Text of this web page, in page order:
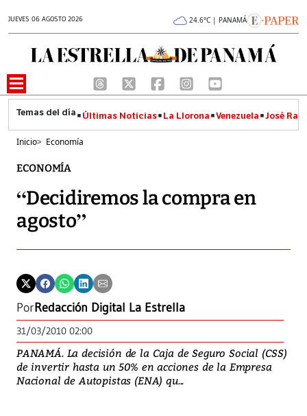
JUEVES 06 AGOSTO 2026 24.6°C | PANAMÁ
Últimas Noticias La Llorona Venezuela José
Inicio> Economía
ECONOMÍA
“Decidiremos la compra en
agosto”
PorRedacción Digital La Estrella
31/03/2010 02:00
PANAMÁ. La decisión de la Caja de Seguro Social (CSS)
de invertir hasta un 50% en acciones de la Empresa
Nacional de Autopistas (ENA) qu...